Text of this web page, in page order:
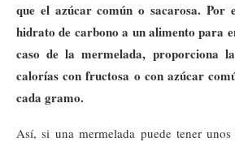
que el azúcar común o sacarosa. Por
hidrato de carbono a un alimento para
caso de la mermelada, proporciona
calorías con fructosa o con azúcar
cada gramo.
Así, si una mermelada puede tener